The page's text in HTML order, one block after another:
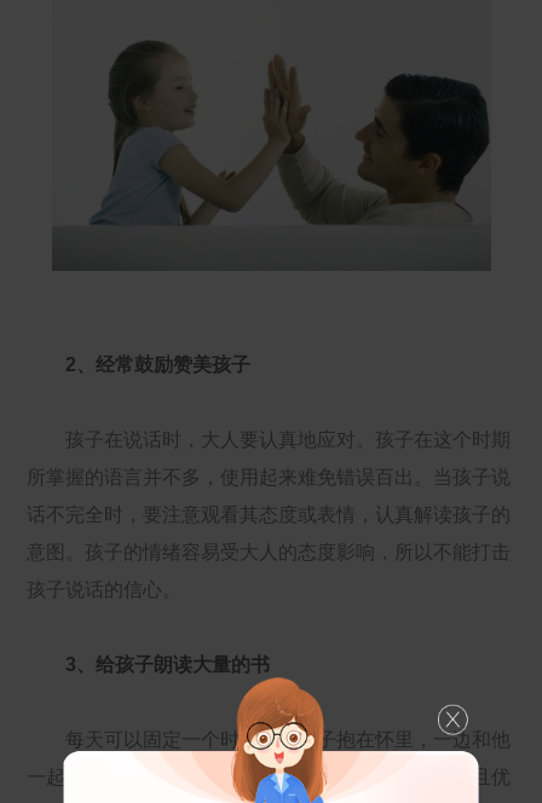
2、经常鼓励赞美孩子
孩子在说话时，大人要认真地应对。孩子在这个时期
所掌握的语言并不多，使用起来难免错误百出。当孩子说
话不完全时，要注意观看其态度或表情，认真解读孩子的
意图。孩子的情绪容易受大人的态度影响，所以不能打击
孩子说话的信心。
3、给孩子朗读大量的书
每天可以固定一个时间，把孩子抱在怀里，一边和他
一起看图画书一边念给他听。这些规范化、具有韵律且优